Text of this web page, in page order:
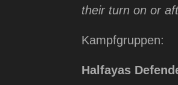
their turn on or
Kampfgruppen:
Halfayas